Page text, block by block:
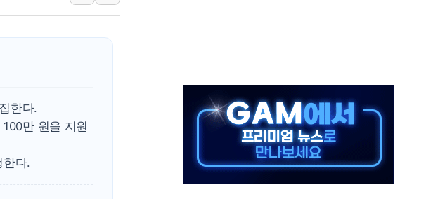
산 2차 회의' 주재… "전폭적 공급 확대·속도전 총력"
한다.
만 원을 지원
한다.